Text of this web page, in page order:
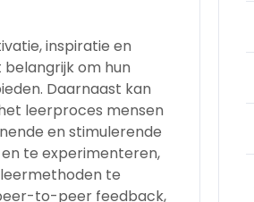
inspiratie en
om hun
Daarnaast kan
leerproces mensen
en stimulerende
te experimenteren,
te
to-peer feedback,